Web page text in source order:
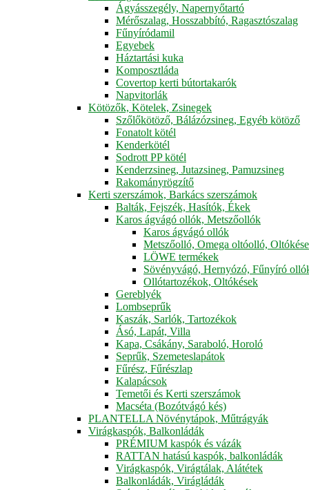
Ágyásszegély, Napernyőtartó
Mérőszalag, Hosszabbító, Ragasztószalag
Fűnyíródamil
Egyebek
Háztartási kuka
Komposztláda
Covertop kerti bútortakarók
Napvitorlák
Kötözők, Kötelek, Zsinegek
Szőlőkötöző, Bálázózsineg, Egyéb kötöző
Fonatolt kötél
Kenderkötél
Sodrott PP kötél
Kenderzsineg, Jutazsineg, Pamuzsineg
Rakományrögzítő
Kerti szerszámok, Barkács szerszámok
Balták, Fejszék, Hasítók, Ékek
Karos ágvágó ollók, Metszőollók
Karos ágvágó ollók
Metszőolló, Omega oltóolló,
LÖWE termékek
Sövényvágó, Hernyózó, Fűnyíró
Ollótartozékok, Oltókések
Gereblyék
Lombseprűk
Kaszák, Sarlók, Tartozékok
Ásó, Lapát, Villa
Kapa, Csákány, Saraboló, Horoló
Seprűk, Szemeteslapátok
Fűrész, Fűrészlap
Kalapácsok
Temetői és Kerti szerszámok
Macséta (Bozótvágó kés)
PLANTELLA Növénytápok, Műtrágyák
Virágkaspók, Balkonládák
PRÉMIUM kaspók és vázák
RATTAN hatású kaspók, balkonládák
Virágkaspók, Virágtálak, Alátétek
Balkonládák, Virágládák